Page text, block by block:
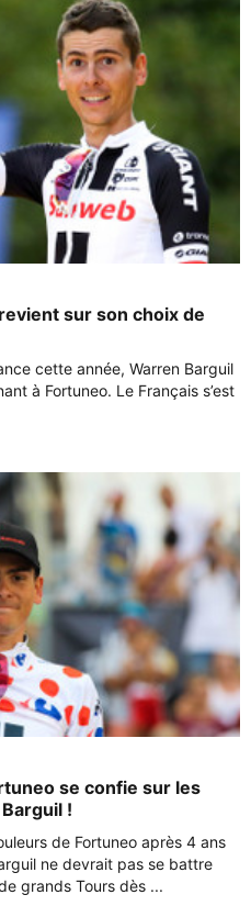
sur son choix de
cette année, Warren Barguil
à Fortuneo. Le Français s’est
se confie sur les
!
de Fortuneo après 4 ans
ne devrait pas se battre
grands Tours dès ...